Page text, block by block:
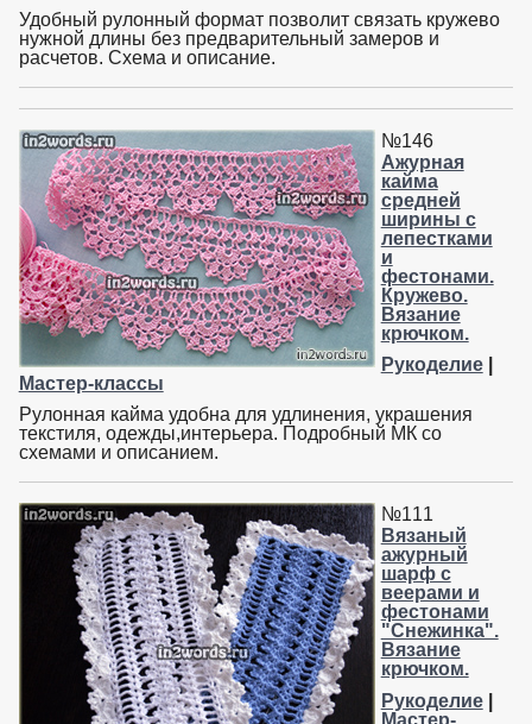
Удобный рулонный формат позволит связать кружево
нужной длины без предварительный замеров и
расчетов. Схема и описание.
№146
Ажурная
кайма
средней
ширины с
лепестками
и
фестонами.
Кружево.
Вязание
крючком.
Рукоделие|
Мастер-классы
Рулонная кайма удобна для удлинения, украшения
текстиля, одежды,интерьера. Подробный МК со
схемами и описанием.
№111
Вязаный
ажурный
шарф с
веерами и
фестонами
"Снежинка".
Вязание
крючком.
Рукоделие|